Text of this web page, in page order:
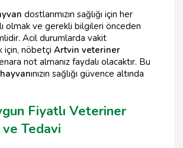
dostlarımızın sağlığı için her
olmak ve gerekli bilgileri önceden
Acil durumlarda vakit
için, nöbetçi Artvin veteriner
not almanız faydalı olacaktır. Bu
ınızın sağlığı güvence altında
Fiyatlı Veteriner
Tedavi